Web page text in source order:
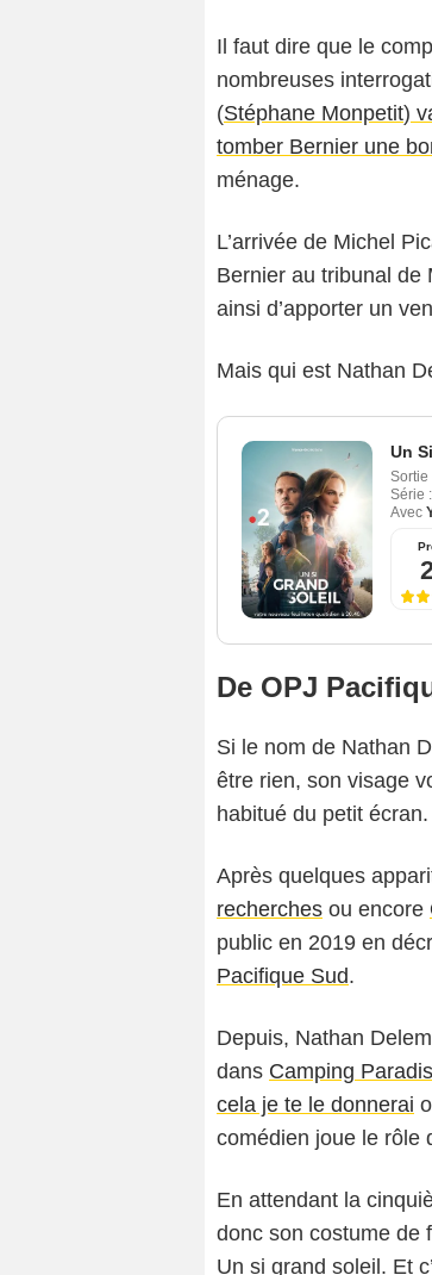
Il faut dire que le
nombreuses
(Stéphane Monpetit)
tomber Bernier une
ménage.
L’arrivée de Michel
Bernier au tribunal de
ainsi d’apporter un
Mais qui est Nathan
Un
Sortie
Série :
Avec
De OPJ
Si le nom de Nathan
être rien, son visage
habitué du petit écran.
Après quelques
recherches ou encore
public en 2019 en
Pacifique Sud.
Depuis, Nathan
dans Camping Paradis
cela je te le donnerai
comédien joue le rôle
En attendant la
donc son costume de
Un si grand soleil. Et